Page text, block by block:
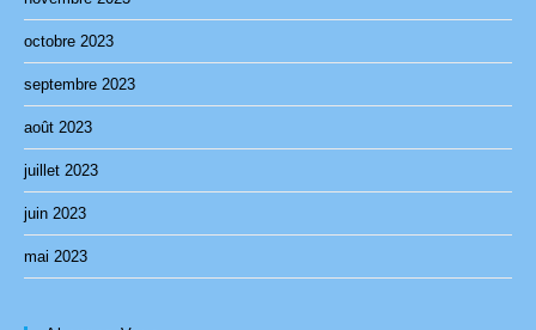
octobre 2023
septembre 2023
août 2023
juillet 2023
juin 2023
mai 2023